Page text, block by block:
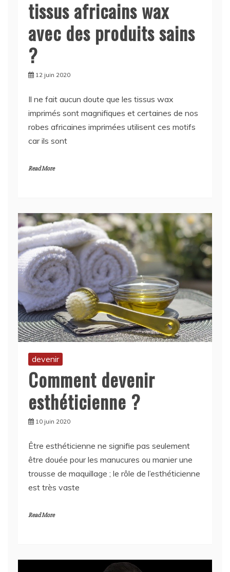
avec des produits sains
?
12 juin 2020
Il ne fait aucun doute que les tissus wax
imprimés sont magnifiques et certaines de nos
robes africaines imprimées utilisent ces motifs
car ils sont
devenir
Comment devenir
esthéticienne ?
10 juin 2020
Être esthéticienne ne signifie pas seulement
être douée pour les manucures ou manier une
trousse de maquillage ; le rôle de l’esthéticienne
est très vaste